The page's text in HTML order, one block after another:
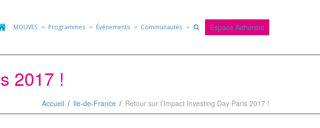
MOUVES Programmes Événements Communautés Espace Adhérent
2017 !
Accueil Ile-de-France Retour sur l’Impact Investing Day Paris 2017 !